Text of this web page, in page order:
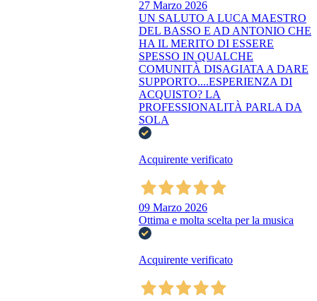
27 Marzo 2026
UN SALUTO A LUCA MAESTRO
DEL BASSO E AD ANTONIO CHE
HA IL MERITO DI ESSERE
SPESSO IN QUALCHE
COMUNITÀ DISAGIATA A DARE
SUPPORTO....ESPERIENZA DI
ACQUISTO? LA
PROFESSIONALITÀ PARLA DA
SOLA
Acquirente verificato
09 Marzo 2026
Ottima e molta scelta per la musica
Acquirente verificato